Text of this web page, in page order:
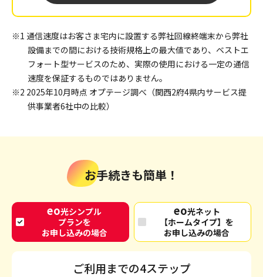
※1 通信速度はお客さま宅内に設置する弊社回線終端末から弊社
設備までの間における技術規格上の最大値であり、ベストエ
フォート型サービスのため、実際の使用における一定の通信
速度を保証するものではありません。
※2 2025年10月時点 オプテージ調べ（関西2府4県内サービス提
供事業者6社中の比較）
お手続きも簡単！
eo光シンプル
プランを
お申し込みの場合
eo光ネット
【ホームタイプ】を
お申し込みの場合
ご利用までの4ステップ